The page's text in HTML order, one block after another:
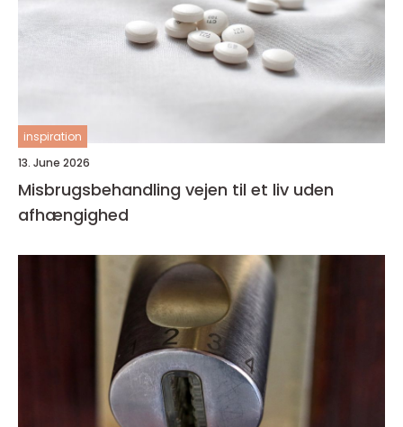
inspiration
13. June 2026
Misbrugsbehandling vejen til et liv uden
afhængighed